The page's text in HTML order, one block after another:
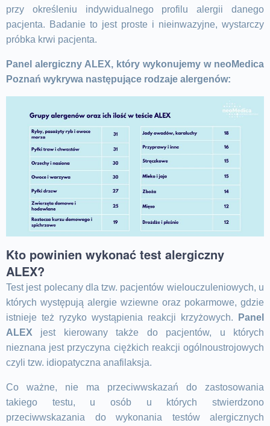
przy określeniu indywidualnego profilu alergii danego
pacjenta. Badanie to jest proste i nieinwazyjne, wystarczy
próbka krwi pacjenta.
Panel alergiczny ALEX, który wykonujemy w neoMedica
Poznań wykrywa następujące rodzaje alergenów:
Kto powinien wykonać test alergiczny
ALEX?
Test jest polecany dla tzw. pacjentów wielouczuleniowych, u
których występują alergie wziewne oraz pokarmowe, gdzie
istnieje też ryzyko wystąpienia reakcji krzyżowych.
Panel
ALEX jest kierowany także do pacjentów, u których
nieznana jest przyczyna ciężkich reakcji ogólnoustrojowych
czyli tzw. idiopatyczna anafilaksja.
Co ważne, nie ma przeciwwskazań do zastosowania
takiego testu, u osób u których stwierdzono
przeciwwskazania do wykonania testów alergicznych